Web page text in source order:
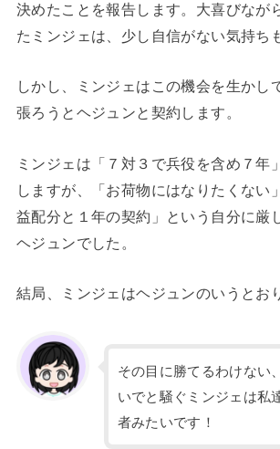
決めたことを報告します。大喜びなが
たミンジェは、少し自信がない気持ち
しかし、ミンジェはこの機会を生かし
張ろうとヘジュンと契約します。
ミンジェは「７対３で兵役を含め７年
しますが、「お荷物にはなりたくない
益配分と１年の契約」という自分に厳
ヘジュンでした。
結局、ミンジェはヘジュンのいうとお
その目に勝てるわけない
いでと騒ぐミンジェは私
者みたいです！